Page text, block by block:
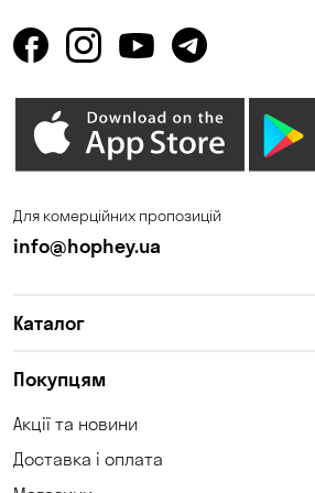
Для комерційних пропозицій
info@hophey.ua
Каталог
Покупцям
Акції та новини
Доставка і оплата